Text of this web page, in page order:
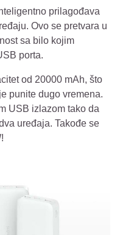
prilagođava
Ovo se pretvara u
sa bilo kojim
porta.
od 20000 mAh, što
punite dugo vremena.
USB izlazom tako da
uređaja. Takođe se